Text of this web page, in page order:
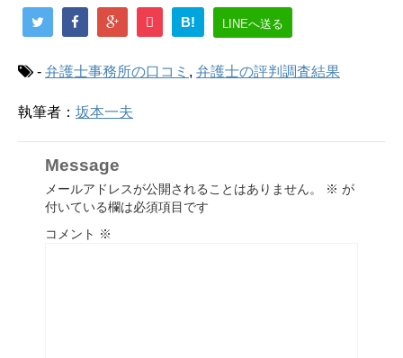
B! LINEへ送る
- 弁護士事務所の口コミ , 弁護士の評判調査結果
執筆者： 坂本一夫
Message
メールアドレスが公開されることはありません。 ※ が
付いている欄は必須項目です
コメント ※